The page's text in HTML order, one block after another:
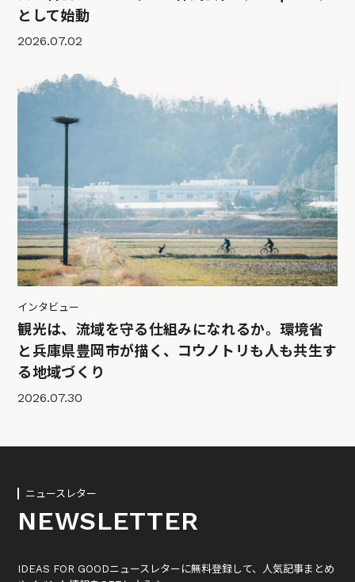
として始動
2026.07.02
インタビュー
観光は、流域を守る仕組みになれるか。環境省
と兵庫県豊岡市が描く、コウノトリも人も共生す
る地域づくり
2026.07.30
ニュースレター
NEWSLETTER
IDEAS FOR GOODニュースレターに無料登録して、人気記事まとめ